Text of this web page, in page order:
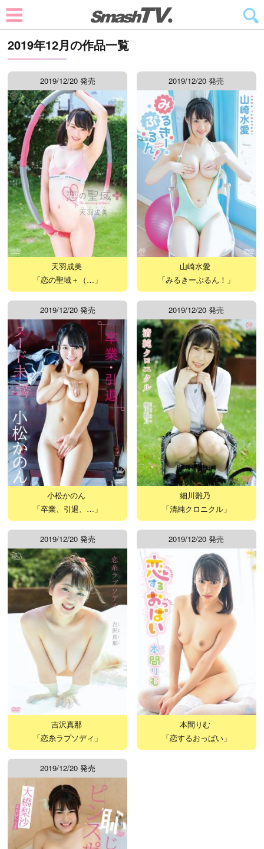
2019年12月の作品一覧
2019/12/20 発売
天羽成美
「恋の聖域＋（…」
2019/12/20 発売
山崎水愛
「みるきーぷるん！」
2019/12/20 発売
小松かのん
「卒業、引退、…」
2019/12/20 発売
細川雛乃
「清純クロニクル」
2019/12/20 発売
吉沢真那
「恋糸ラプソディ」
2019/12/20 発売
本間りむ
「恋するおっぱい」
2019/12/20 発売